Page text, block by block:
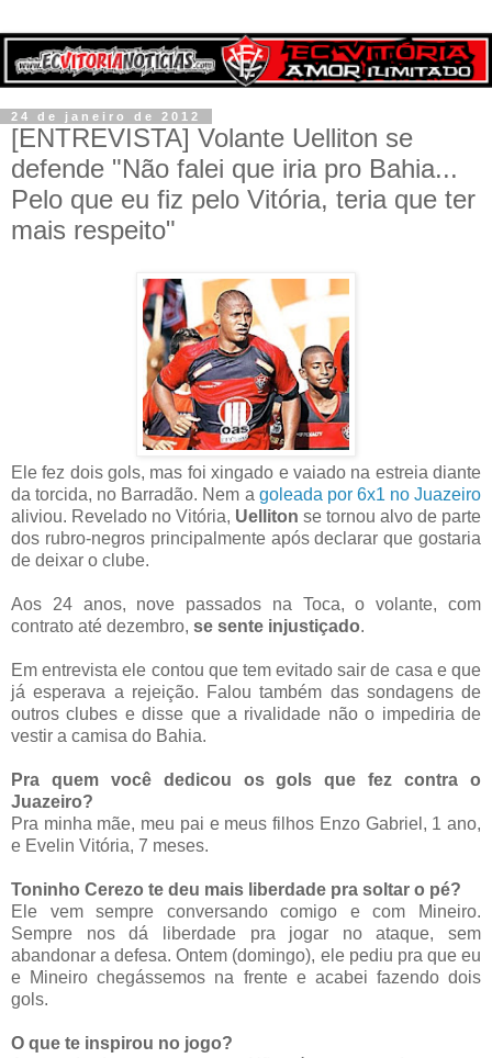
24 de janeiro de 2012
[ENTREVISTA] Volante Uelliton se
defende "Não falei que iria pro Bahia...
Pelo que eu fiz pelo Vitória, teria que ter
mais respeito"
Ele fez dois gols, mas foi xingado e vaiado na estreia diante
da torcida, no Barradão. Nem a goleada por 6x1 no Juazeiro
aliviou. Revelado no Vitória, Uelliton se tornou alvo de parte
dos rubro-negros principalmente após declarar que gostaria
de deixar o clube.
Aos 24 anos, nove passados na Toca, o volante, com
contrato até dezembro, se sente injustiçado.
Em entrevista ele contou que tem evitado sair de casa e que
já esperava a rejeição. Falou também das sondagens de
outros clubes e disse que a rivalidade não o impediria de
vestir a camisa do Bahia.
Pra quem você dedicou os gols que fez contra o
Juazeiro?
Pra minha mãe, meu pai e meus filhos Enzo Gabriel, 1 ano,
e Evelin Vitória, 7 meses.
Toninho Cerezo te deu mais liberdade pra soltar o pé?
Ele vem sempre conversando comigo e com Mineiro.
Sempre nos dá liberdade pra jogar no ataque, sem
abandonar a defesa. Ontem (domingo), ele pediu pra que eu
e Mineiro chegássemos na frente e acabei fazendo dois
gols.
O que te inspirou no jogo?